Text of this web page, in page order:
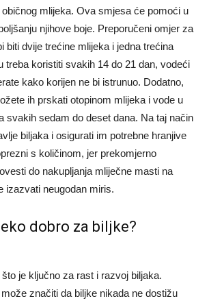
mlijeka. Ova smjesa će pomoći u
njihove boje. Preporučeni omjer za
biti dvije trećine mlijeka i jedna trećina
treba koristiti svakih 14 do 21 dan, vodeći
kako korijen ne bi istrunuo. Dodatno,
ih prskati otopinom mlijeka i vode u
svakih sedam do deset dana. Na taj način
biljaka i osigurati im potrebne hranjive
s količinom, jer prekomjerno
do nakupljanja mliječne masti na
izazvati neugodan miris.
dobro za biljke?
je ključno za rast i razvoj biljaka.
značiti da biljke nikada ne dostižu